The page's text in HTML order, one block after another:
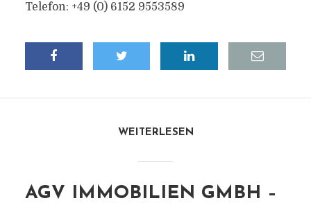
Telefon: +49 (0) 6152 9553589
WEITERLESEN
AGV IMMOBILIEN GMBH –